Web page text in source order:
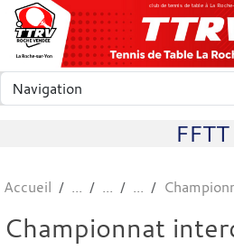
club de tennis de table à La
FFTT
Accueil
Championnat
Panneau de gestion des cookies